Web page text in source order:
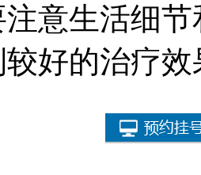
意生活细
好的治疗效